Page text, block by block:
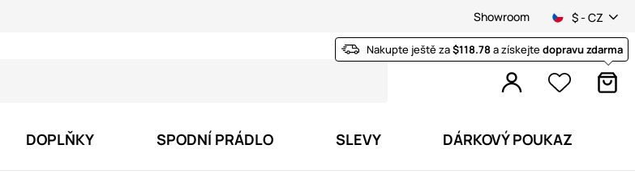
Showroom $ - CZ
Nakupte ještě za$118.78a získejtedopravu zdarma
DOPLŇKY SPODNÍ PRÁDLO SLEVY DÁRKOVÝ POUKAZ